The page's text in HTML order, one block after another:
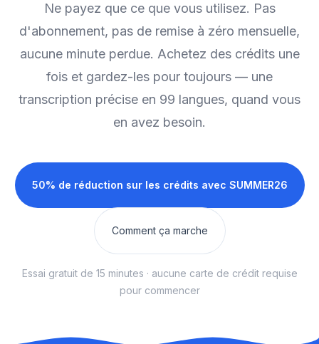
Ne payez que ce que vous utilisez. Pas
d'abonnement, pas de remise à zéro mensuelle,
aucune minute perdue. Achetez des crédits une
fois et gardez-les pour toujours — une
transcription précise en 99 langues, quand vous
en avez besoin.
50% de réduction sur les crédits avec SUMMER26
Comment ça marche
Essai gratuit de 15 minutes · aucune carte de crédit requise
pour commencer